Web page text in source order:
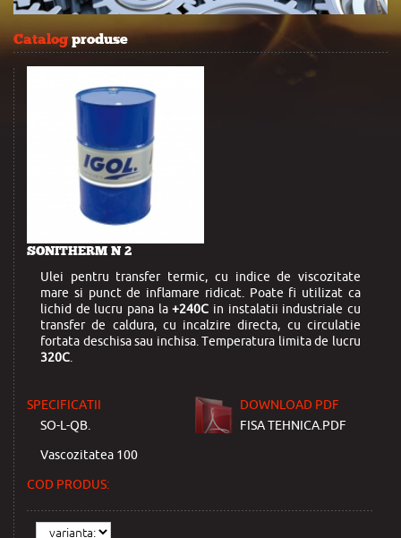
Catalogproduse
SONITHERM N 2
Ulei pentru transfer termic, cu indice de viscozitate
mare si punct de inflamare ridicat. Poate fi utilizat ca
lichid de lucru pana la+240C in instalatii industriale cu
transfer de caldura, cu incalzire directa, cu circulatie
fortata deschisa sau inchisa. Temperatura limita de lucru
320C
SPECIFICATII
SO-L-QB.
Vascozitatea 100
DOWNLOAD PDF
FISA TEHNICA.PDF
COD PRODUS: